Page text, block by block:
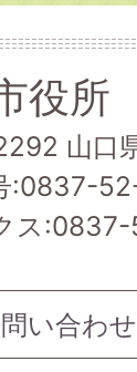
役所
山口
:0837-
ス
い合わせ